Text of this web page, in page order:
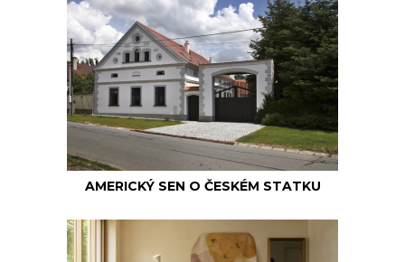
AMERICKÝ SEN O ČESKÉM STATKU